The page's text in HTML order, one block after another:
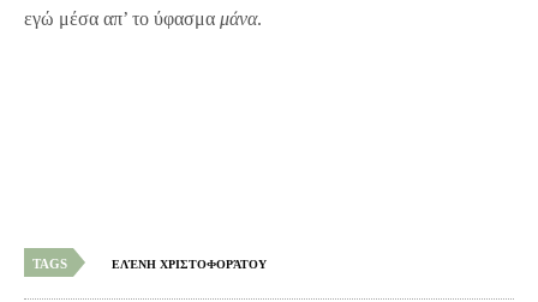
εγώ μέσα απ’ το ύφασμαμάνα.
TAGS ΕΛΈΝΗ ΧΡΙΣΤΟΦΟΡΆΤΟΥ